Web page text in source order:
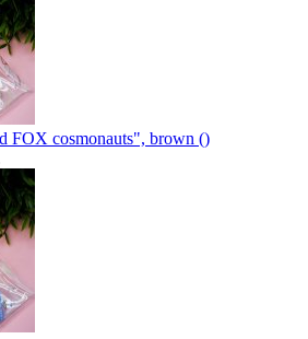
FOX cosmonauts", brown ()